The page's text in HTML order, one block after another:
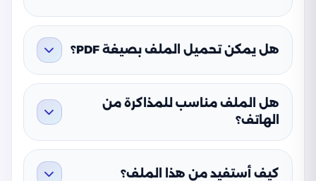
هل يمكن تحميل الملف بصيغة PDF؟
هل الملف مناسب للمذاكرة من
الهاتف؟
كيف أستفيد من هذا الملف؟